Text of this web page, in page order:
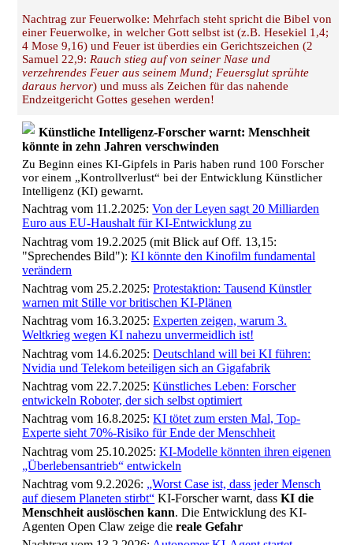
Nachtrag zur Feuerwolke: Mehrfach steht spricht die Bibel von
einer Feuerwolke, in welcher Gott selbst ist (z.B. Hesekiel 1,4;
4 Mose 9,16) und Feuer ist überdies ein Gerichtszeichen (2
Samuel 22,9: Rauch stieg auf von seiner Nase und
verzehrendes Feuer aus seinem Mund; Feuersglut sprühte
daraus hervor) und muss als Zeichen für das nahende
Endzeitgericht Gottes gesehen werden!
Künstliche Intelligenz-Forscher warnt: Menschheit
könnte in zehn Jahren verschwinden
Zu Beginn eines KI-Gipfels in Paris haben rund 100 Forscher
vor einem „Kontrollverlust“ bei der Entwicklung Künstlicher
Intelligenz (KI) gewarnt.
Nachtrag vom 11.2.2025:Von der Leyen sagt 20 Milliarden
Euro aus EU-Haushalt für KI-Entwicklung zu
Nachtrag vom 19.2.2025 (mit Blick auf Off. 13,15:
"Sprechendes Bild"):KI könnte den Kinofilm fundamental
verändern
Nachtrag vom 25.2.2025:Protestaktion: Tausend Künstler
warnen mit Stille vor britischen KI-Plänen
Nachtrag vom 16.3.2025:Experten zeigen, warum 3.
Weltkrieg wegen KI nahezu unvermeidlich ist!
Nachtrag vom 14.6.2025:Deutschland will bei KI führen:
Nvidia und Telekom beteiligen sich an Gigafabrik
Nachtrag vom 22.7.2025:Künstliches Leben: Forscher
entwickeln Roboter, der sich selbst optimiert
Nachtrag vom 16.8.2025:KI tötet zum ersten Mal, Top-
Experte sieht 70%-Risiko für Ende der Menschheit
Nachtrag vom 25.10.2025:KI-Modelle könnten ihren eigenen
„Überlebensantrieb“ entwickeln
Nachtrag vom 9.2.2026: „Worst Case ist, dass jeder Mensch
auf diesem Planeten stirbt“ KI-Forscher warnt, dassKI die
Menschheit auslöschen kann. Die Entwicklung des KI-
Agenten Open Claw zeige diereale Gefahr